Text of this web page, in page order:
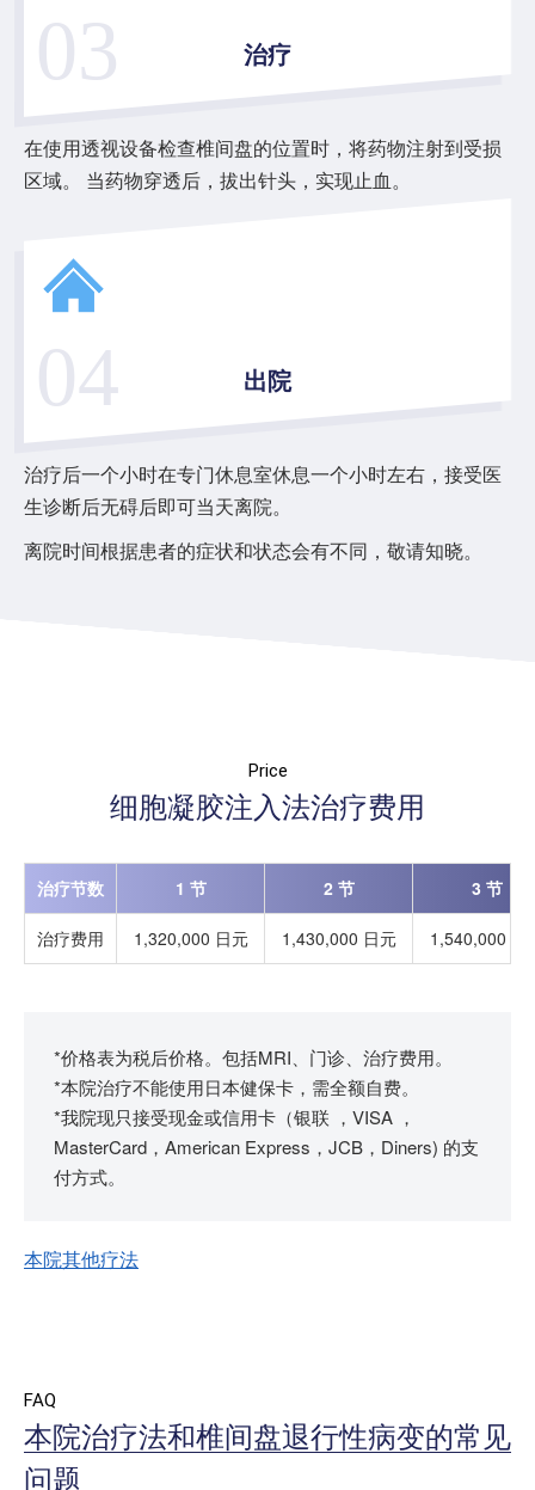
03 治疗
在使用透视设备检查椎间盘的位置时，将药物注射到受损
区域。 当药物穿透后，拔出针头，实现止血。
04 出院
治疗后一个小时在专门休息室休息一个小时左右，接受医
生诊断后无碍后即可当天离院。
离院时间根据患者的症状和状态会有不同，敬请知晓。
Price
细胞凝胶注入法治疗费用
治疗节数 1 节 2 节 3 节
治疗费用 1,320,000 日元 1,430,000 日元 1,540,000 日
*价格表为税后价格。包括MRI、门诊、治疗费用。
*本院治疗不能使用日本健保卡，需全额自费。
*我院现只接受现金或信用卡（银联 ，VISA ，
MasterCard，American Express，JCB，Diners) 的支
付方式。
本院其他疗法
FAQ
本院治疗法和椎间盘退行性病变的常见
问题